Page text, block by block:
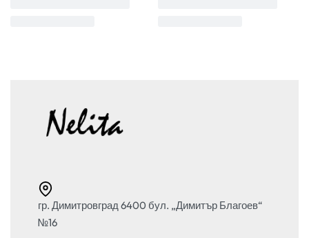
гр. Димитровград 6400 бул. „Димитър Благоев“
№16